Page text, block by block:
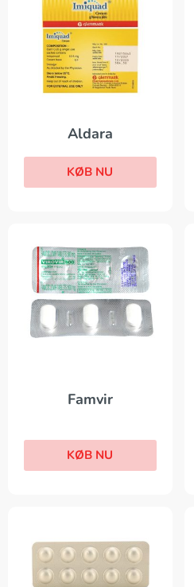
Aldara
KØB NU
Famvir
KØB NU